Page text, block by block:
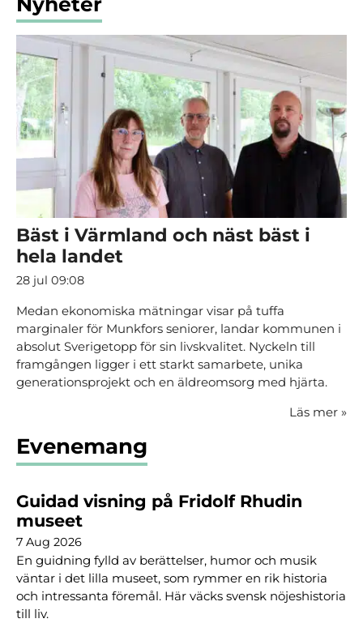
Bäst i Värmland och näst bäst i
hela landet
28 jul 09:08
Medan ekonomiska mätningar visar på tuffa
marginaler för Munkfors seniorer, landar kommunen i
absolut Sverigetopp för sin livskvalitet. Nyckeln till
framgången ligger i ett starkt samarbete, unika
generationsprojekt och en äldreomsorg med hjärta.
Läs mer »
Evenemang
Guidad visning på Fridolf Rhudin
museet
7 Aug 2026
En guidning fylld av berättelser, humor och musik
väntar i det lilla museet, som rymmer en rik historia
och intressanta föremål. Här väcks svensk nöjeshistoria
till liv.